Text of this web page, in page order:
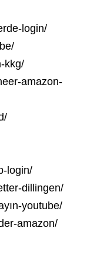
login/
kkg/
amazon-
login/
dillingen/
youtube/
amazon/